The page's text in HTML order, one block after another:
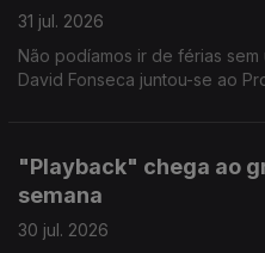
31 jul. 2026
Não podíamos ir de férias
David Fonseca juntou-se ao
"Playback" chega ao
semana
30 jul. 2026